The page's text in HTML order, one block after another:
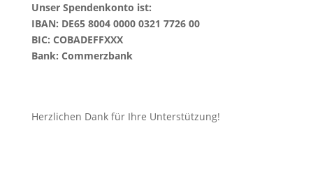
Unser Spendenkonto ist:
IBAN: DE65 8004 0000 0321 7726 00
BIC: COBADEFFXXX
Bank: Commerzbank
Herzlichen Dank für Ihre Unterstützung!